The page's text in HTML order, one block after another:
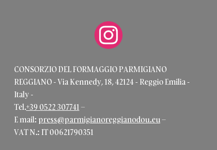
CONSORZIO DEL FORMAGGIO PARMIGIANO
REGGIANO - Via Kennedy, 18, 42124 - Reggio Emilia -
Italy -
Tel.+39 0522 307741–
E mail:press@parmigianoreggianodou.eu–
VAT N.: IT 00621790351